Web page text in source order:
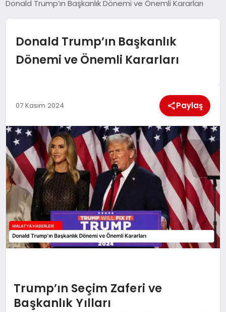
DÜNYA
EKONOMI
MAGAZIN
SAĞLIK
SIYASET
SPOR
Donald Trump’ın Başkanlık Dönemi ve Önemli Kararları
Donald Trump’ın Başkanlık
Dönemi ve Önemli Kararları
07 Kasım 2024 Paylaş
Trump’ın Seçim Zaferi ve
Başkanlık Yılları